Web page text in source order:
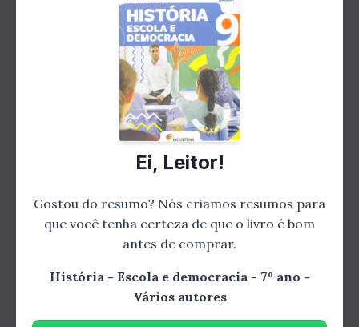
Capítulo 4: A Idade Contemporânea
A Idade Contemporânea é o período em que
vivemos. Você aprenderá sobre a Segunda
Guerra Mundial, a Guerra Fria e a
Ei, Leitor!
Gostou do resumo? Nós criamos resumos para
que você tenha certeza de que o livro é bom
antes de comprar.
História - Escola e democracia - 7º ano -
Vários autores